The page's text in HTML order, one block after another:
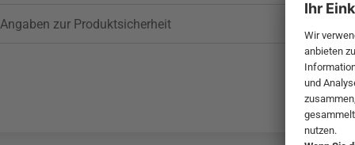
Angaben zur Produktsicherheit